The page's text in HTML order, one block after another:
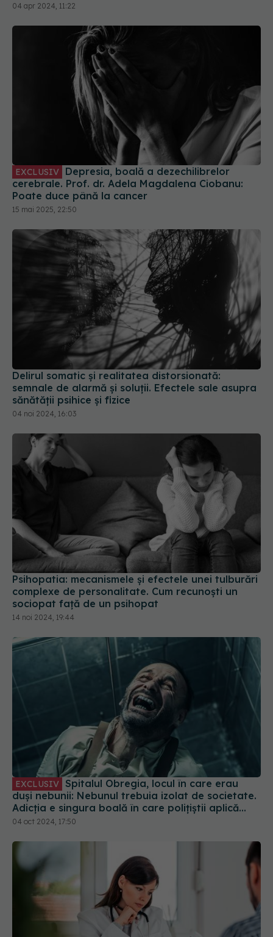
04 apr 2024, 11:22
EXCLUSIV
cerebrale. Prof. dr. Adela Magdalena Ciobanu:
Poate duce până la cancer
15 mai 2025, 22:50
Delirul somatic și realitatea distorsionată:
semnale de alarmă și soluții. Efectele sale asupra
sănătății psihice și fizice
04 noi 2024, 16:03
Psihopatia: mecanismele și efectele unei tulburări
complexe de personalitate. Cum recunoști un
sociopat față de un psihopat
14 noi 2024, 19:44
EXCLUSIV
duși nebunii: Nebunul trebuia izolat de societate.
Adicția e singura boală în care polițiștii aplică
tratamentul. O boală în care bolnavul e infractor
04 oct 2024, 17:50